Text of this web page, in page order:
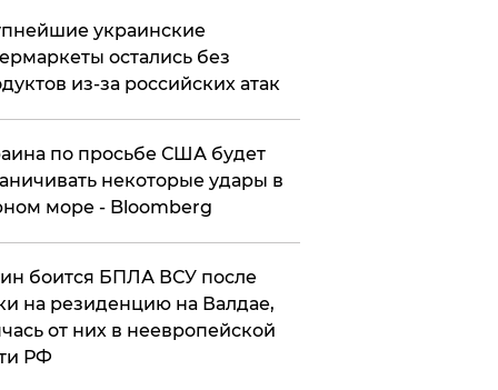
украинские
остались без
из-за российских атак
по просьбе США будет
некоторые удары в
море - Bloomberg
боится БПЛА ВСУ после
на резиденцию на Валдае,
от них в неевропейской
РФ